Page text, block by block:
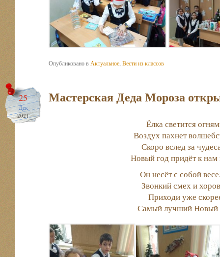
Опубликовано в Актуальное Вести из классов
25
Дек
2021
Мастерская Деда Мороза
Ёлка светится
Воздух пахнет
Скоро вслед за
Новый год придёт к
Он несёт с собой
Звонкий смех и
Приходи уже
Самый лучший Новый